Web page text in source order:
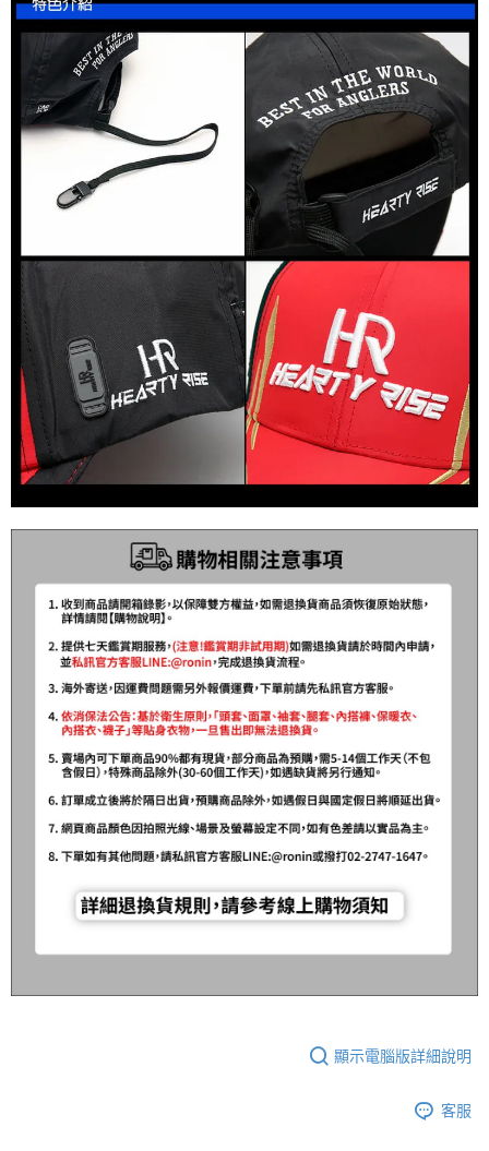
3.完整用戶服務條款，請詳閱以下連結：https://oppay.tw/userRule
客戶支援中心」
【注意事項】
１．透過由恩沛科技股份有限公司提供之「AFTEE先享後付」服務完成之交
易，需依本服務之必要範圍內提供個人資料，並將交易相關給付款項請求債
權轉讓予恩沛科技股份有限公司。
２．關於個人資料處理事宜，請瀏覽以下網址：
https://aftee.tw/terms/#terms3
３．未成年的使用者請事先徵得法定代理人或監護人之同意方可使用
「AFTEE先享後付」，若未經同意申辦者引起之損失，本公司不負相關責
４．使用「AFTEE先享後付」時，將依據個別帳號之用戶狀況，依本公司即
時審查核予不同之上限額度；若仍有額度不足之情形，本公司將視審查結果
請求用戶進行身份認證。
５．嚴禁一人註冊多個帳號或使用他人資訊註冊。若發現惡意使用之情形，
恩沛科技股份有限公司將有權停止該用戶之使用額度並採取法律行動。
付款後7-11取貨
每筆NT$60，滿NT$1,200(含以上)免運費
一般宅配（門市自取請勿下單，請聯繫客服）
每筆NT$100，滿NT$2,000(含以上)免運費
每筆NT$200，滿NT$2,000(含以上)免運費
貨到付款（門市自取請勿下單，請聯繫客服）
每筆NT$200，滿NT$3,000(含以上)免運費
國家/地區配送(**下單前請私訊客服確認實際運費(運費另
計)，訂單才得以成立**)
顯示電腦版詳細說明
客服